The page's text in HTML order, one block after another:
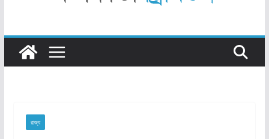
রাজ্য​